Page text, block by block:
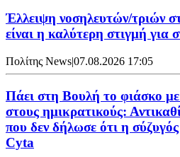
Έλλειψη νοσηλευτών/τριών
είναι η καλύτερη στιγμή για
Πολίτης News|07.08.2026 17:05
Πάει στη Βουλή το φιάσκο με
στους ημικρατικούς:
που δεν δήλωσε ότι η
Cyta